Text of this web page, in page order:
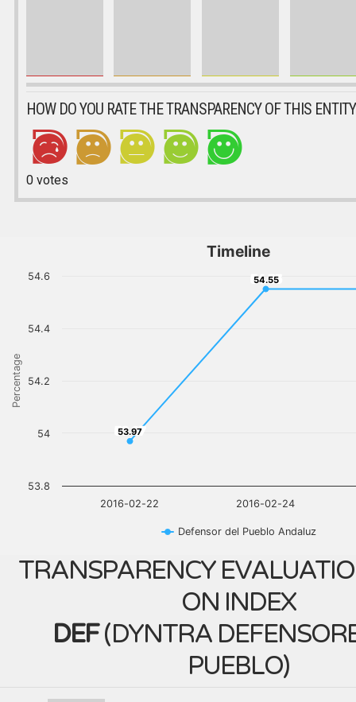
HOW DO YOU RATE THE TRANSPARENCY OF THIS
0votes
Percentage
Timeline
53.97
53.97
54.55
54.55
Defensor del Pueblo Andaluz
2016-02-22 2016-02-24
53.8
54
54.2
54.4
54.6
TRANSPARENCY
ON INDEX
DEF(DYNTRA
PUEBLO)